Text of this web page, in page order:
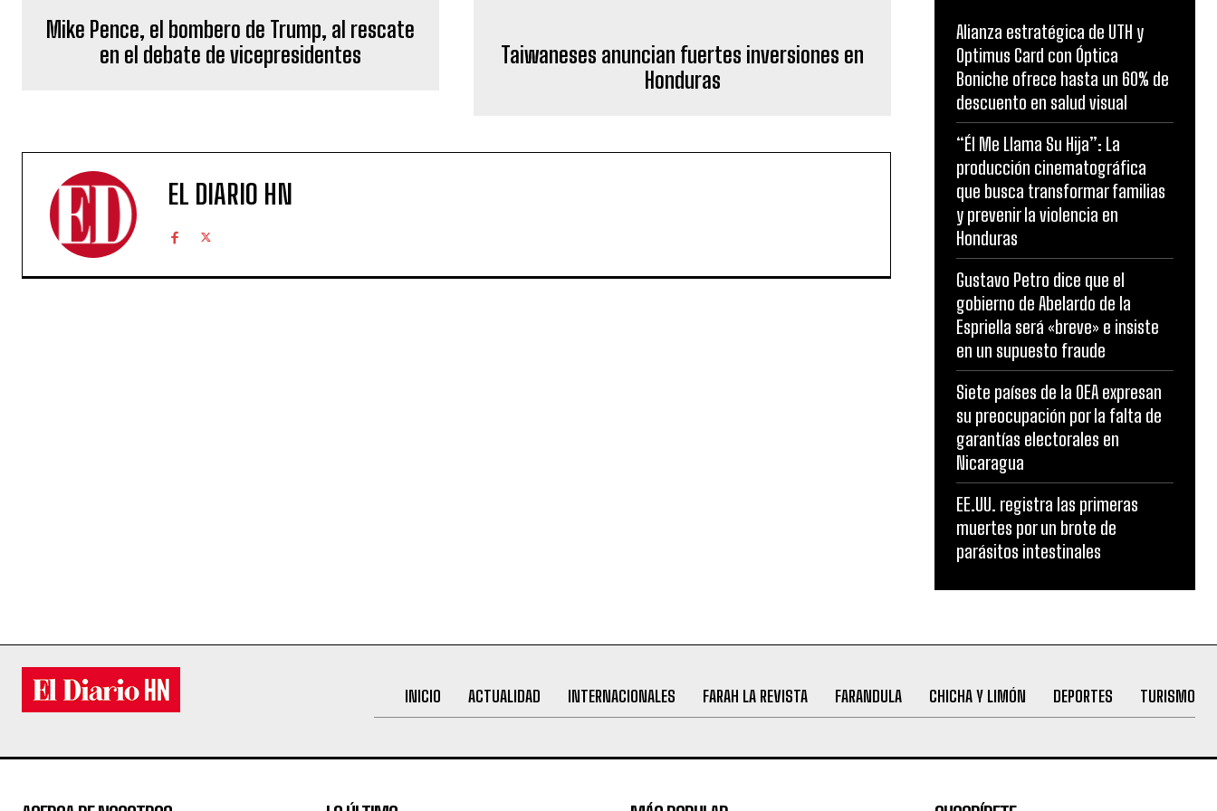
Mike Pence, el bombero de Trump, al rescate
en el debate de vicepresidentes
Taiwaneses anuncian fuertes inversiones en
Honduras
EL DIARIO HN
Alianza estratégica de UTH y
Optimus Card con Óptica
Boniche ofrece hasta un 60% de
descuento en salud visual
“Él Me Llama Su Hija”: La
producción cinematográfica
que busca transformar familias
y prevenir la violencia en
Honduras
Gustavo Petro dice que el
gobierno de Abelardo de la
Espriella será «breve» e insiste
en un supuesto fraude
Siete países de la OEA expresan
su preocupación por la falta de
garantías electorales en
Nicaragua
EE.UU. registra las primeras
muertes por un brote de
parásitos intestinales
INICIO ACTUALIDAD INTERNACIONALES FARAH LA REVISTA FARANDULA CHICHA Y LIMÓN DEPORTES TURISMO